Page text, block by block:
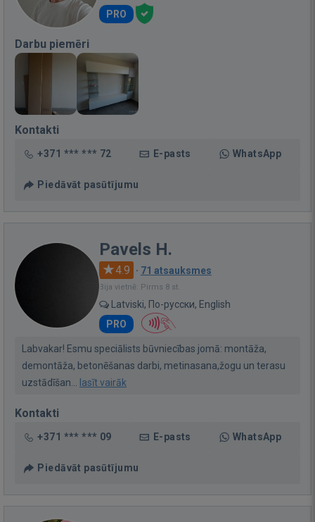
PRO
Darbu piemēri
Kontakti
+371 *** *** 72 E-pasts WhatsApp
Piedāvāt pasūtījumu
Pavels H.
4.9 · 71 atsauksmes
Bija vietnē: Pirms 8 st.
Latviski, По-русски, English
PRO
Labvakar! Esmu speciālists būvniecības jomā: montāža,
demontāža, betonēšanas darbi, metinasana,žogu un terasu
uzstādīšan...
lasīt vairāk
Kontakti
+371 *** *** 09 E-pasts WhatsApp
Piedāvāt pasūtījumu